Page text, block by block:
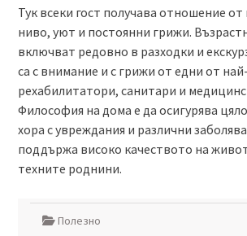
Тук всеки гост получава отношение
ниво, уют и постоянни грижи.
включват редовно в разходки и
са с внимание и с грижи от едни от
рехабилитатори, санитари и
Философия на дома е да осигурява
хора с увреждания и различни
поддържа високо качеството на
техните роднини.
Полезно